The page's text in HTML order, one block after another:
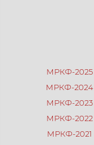
МРКФ-2025
МРКФ-2024
МРКФ-2023
МРКФ-2022
МРКФ-2021